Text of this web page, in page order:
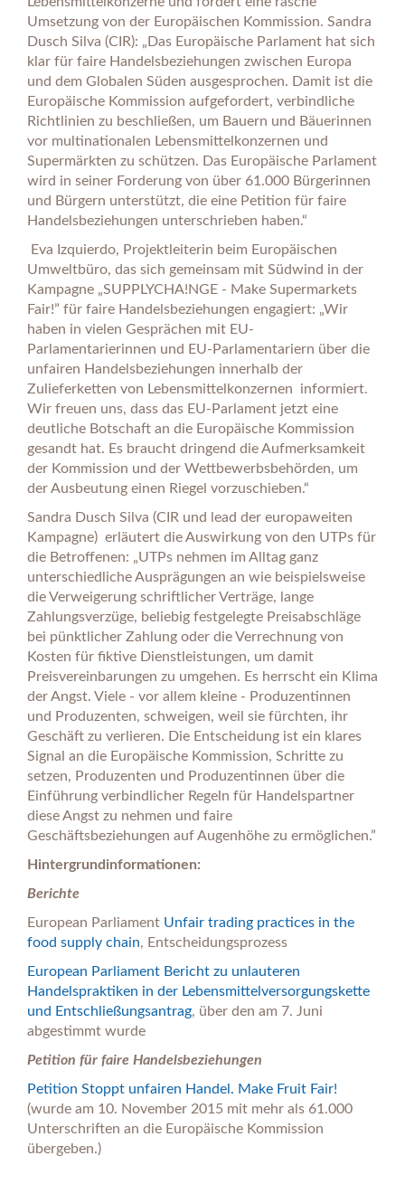
Umsetzung von der Europäischen Kommission. Sandra
Dusch Silva (CIR): „Das Europäische Parlament hat sich
klar für faire Handelsbeziehungen zwischen Europa
und dem Globalen Süden ausgesprochen. Damit ist die
Europäische Kommission aufgefordert, verbindliche
Richtlinien zu beschließen, um Bauern und Bäuerinnen
vor multinationalen Lebensmittelkonzernen und
Supermärkten zu schützen. Das Europäische Parlament
wird in seiner Forderung von über 61.000 Bürgerinnen
und Bürgern unterstützt, die eine Petition für faire
Handelsbeziehungen unterschrieben haben.“
Eva Izquierdo, Projektleiterin beim Europäischen
Umweltbüro, das sich gemeinsam mit Südwind in der
Kampagne „SUPPLYCHA!NGE - Make Supermarkets
Fair!” für faire Handelsbeziehungen engagiert: „Wir
haben in vielen Gesprächen mit EU-
Parlamentarierinnen und EU-Parlamentariern über die
unfairen Handelsbeziehungen innerhalb der
Zulieferketten von Lebensmittelkonzernen
informiert.
Wir freuen uns, dass das EU-Parlament jetzt eine
deutliche Botschaft an die Europäische Kommission
gesandt hat. Es braucht dringend die Aufmerksamkeit
der Kommission und der Wettbewerbsbehörden, um
der Ausbeutung einen Riegel vorzuschieben.“
Sandra Dusch Silva (CIR und lead der europaweiten
Kampagne) erläutert die Auswirkung von den UTPs für
die Betroffenen: „UTPs nehmen im Alltag ganz
unterschiedliche Ausprägungen an wie beispielsweise
die Verweigerung schriftlicher Verträge, lange
Zahlungsverzüge, beliebig festgelegte Preisabschläge
bei pünktlicher Zahlung oder die Verrechnung von
Kosten für fiktive Dienstleistungen, um damit
Preisvereinbarungen zu umgehen. Es herrscht ein Klima
der Angst. Viele - vor allem kleine - Produzentinnen
und Produzenten, schweigen, weil sie fürchten, ihr
Geschäft zu verlieren. Die Entscheidung ist ein klares
Signal an die Europäische Kommission, Schritte zu
setzen, Produzenten und Produzentinnen über die
Einführung verbindlicher Regeln für Handelspartner
diese Angst zu nehmen und faire
Geschäftsbeziehungen auf Augenhöhe zu ermöglichen.”
Hintergrundinformationen:
Berichte
European Parliament Unfair trading practices in the
food supply chain, Entscheidungsprozess
European Parliament Bericht zu unlauteren
Handelspraktiken in der Lebensmittelversorgungskette
und Entschließungsantrag, über den am 7. Juni
abgestimmt wurde
Petition für faire Handelsbeziehungen
Petition Stoppt unfairen Handel. Make Fruit Fair!
(wurde am 10. November 2015 mit mehr als 61.000
Unterschriften an die Europäische Kommission
übergeben.)